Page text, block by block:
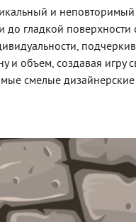
и
гладкой поверхности
и объем, создавая игру
смелые